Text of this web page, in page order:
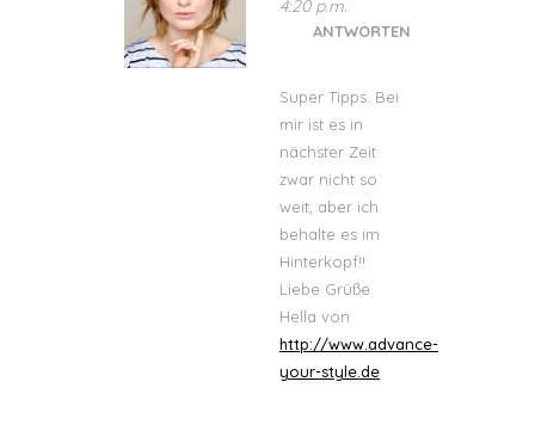
4:20 p.m.
ANTWORTEN
Super Tipps. Bei
mir ist es in
nächster Zeit
zwar nicht so
weit, aber ich
behalte es im
Hinterkopf!!
Liebe Grüße
Hella von
http://www.advance-
your-style.de